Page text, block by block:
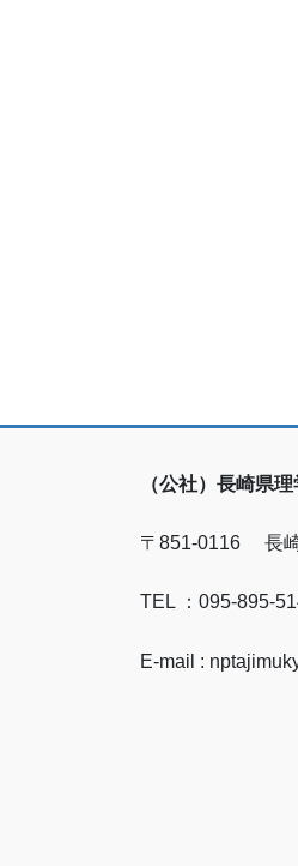
（公社）長崎県
〒851-0116 長
TEL ：095-895-
E-mail :